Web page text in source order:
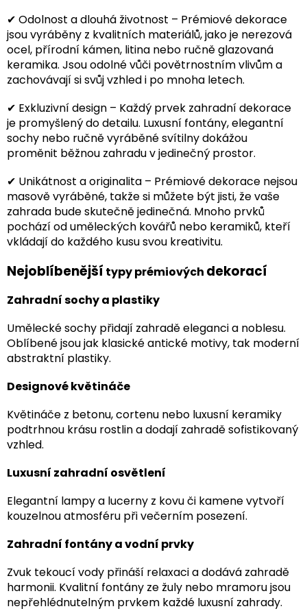
✔ Odolnost a dlouhá životnost – Prémiové dekorace
jsou vyráběny z kvalitních materiálů, jako je nerezová
ocel, přírodní kámen, litina nebo ručně glazovaná
keramika. Jsou odolné vůči povětrnostním vlivům a
zachovávají si svůj vzhled i po mnoha letech.
✔ Exkluzivní design – Každý prvek zahradní dekorace
je promyšlený do detailu. Luxusní fontány, elegantní
sochy nebo ručně vyráběné svítilny dokážou
proměnit běžnou zahradu v jedinečný prostor.
✔ Unikátnost a originalita – Prémiové dekorace nejsou
masově vyráběné, takže si můžete být jisti, že vaše
zahrada bude skutečně jedinečná. Mnoho prvků
pochází od uměleckých kovářů nebo keramiků, kteří
vkládají do každého kusu svou kreativitu.
Nejoblíbenější typy prémiových dekorací
Zahradní sochy a plastiky
Umělecké sochy přidají zahradě eleganci a noblesu.
Oblíbené jsou jak klasické antické motivy, tak moderní
abstraktní plastiky.
Designové květináče
Květináče z betonu, cortenu nebo luxusní keramiky
podtrhnou krásu rostlin a dodají zahradě sofistikovaný
vzhled.
Luxusní zahradní osvětlení
Elegantní lampy a lucerny z kovu či kamene vytvoří
kouzelnou atmosféru při večerním posezení.
Zahradní fontány a vodní prvky
Zvuk tekoucí vody přináší relaxaci a dodává zahradě
harmonii. Kvalitní fontány ze žuly nebo mramoru jsou
nepřehlédnutelným prvkem každé luxusní zahrady.